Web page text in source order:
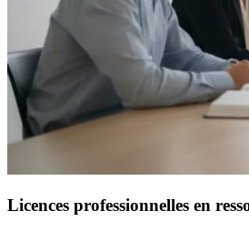
Licences professionnelles en